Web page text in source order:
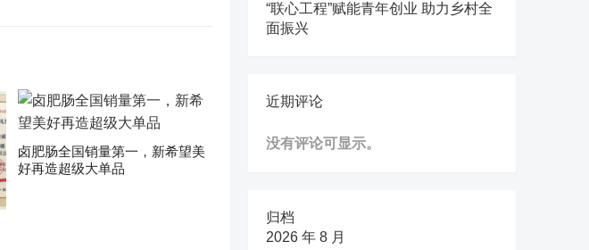
卤肥肠全国销量第一，新希望美
好再造超级大单品
“联心工程”赋能青年创业 助力乡村全
面振兴
近期评论
没有评论可显示。
归档
2026 年 8 月